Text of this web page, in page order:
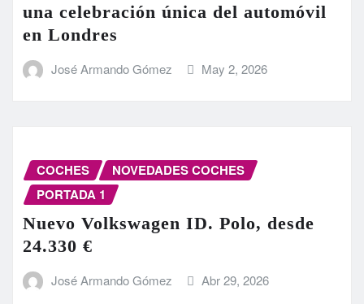
una celebración única del automóvil
en Londres
José Armando Gómez May 2, 2026
COCHES
NOVEDADES COCHES
PORTADA 1
Nuevo Volkswagen ID. Polo, desde
24.330 €
José Armando Gómez Abr 29, 2026